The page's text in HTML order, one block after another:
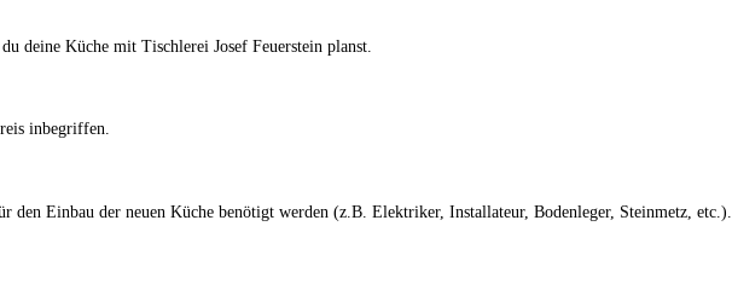
deine Küche mit Tischlerei Josef Feuerstein planst.
inbegriffen.
Einbau der neuen Küche benötigt werden (z.B. Elektriker, Installateur, Bodenleger, Steinmetz, etc.).